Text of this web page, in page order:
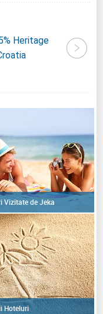
Heritage
Vizitate de Jeka
Hoteluri